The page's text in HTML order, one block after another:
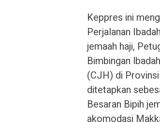
Keppres ini
Perjalanan
jemaah haji,
Bimbingan
(CJH) di
ditetapkan
Besaran Bipih
akomodasi